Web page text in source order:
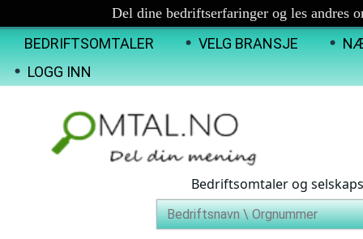
Del dine bedriftserfaringer og les andres
BEDRIFTSOMTALER VELG BRANSJE
LOGG INN
Bedriftsomtaler og